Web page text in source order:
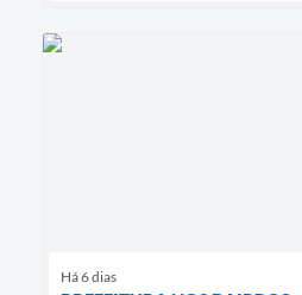
Há 6 dias